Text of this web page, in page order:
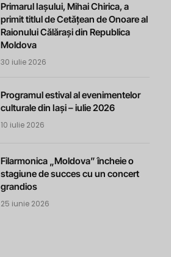
Primarul Iașului, Mihai Chirica, a
primit titlul de Cetățean de Onoare al
Raionului Călărași din Republica
Moldova
30 iulie 2026
Programul estival al evenimentelor
culturale din Iași – iulie 2026
10 iulie 2026
Filarmonica „Moldova” încheie o
stagiune de succes cu un concert
grandios
25 iunie 2026